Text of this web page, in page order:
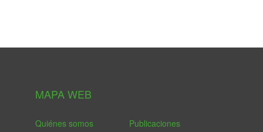
MAPA WEB
Quiénes somos
Publicaciones